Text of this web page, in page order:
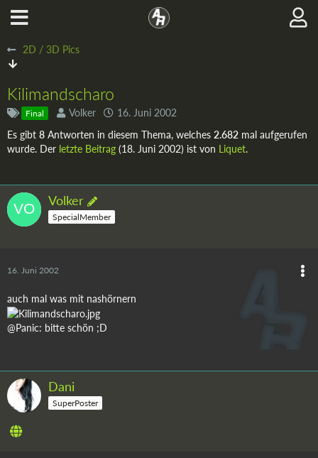
2D / 3D Pics
Kilimandscharo
Final Volker
16. Juni 2002
Es gibt 8 Antworten in diesem Thema, welches 2.682 mal aufgerufen
wurde. Der letzte Beitrag (18. Juni 2002) ist von Liquet.
Volker
SpecialMember
16. Juni 2002
auch mal was mit nashörnern
@Panic: bitte schön ;D
Dani
SuperPoster